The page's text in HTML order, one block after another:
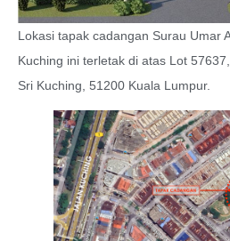
Lokasi tapak cadangan Surau Umar
Kuching ini terletak di atas Lot
Sri Kuching, 51200 Kuala Lumpur.